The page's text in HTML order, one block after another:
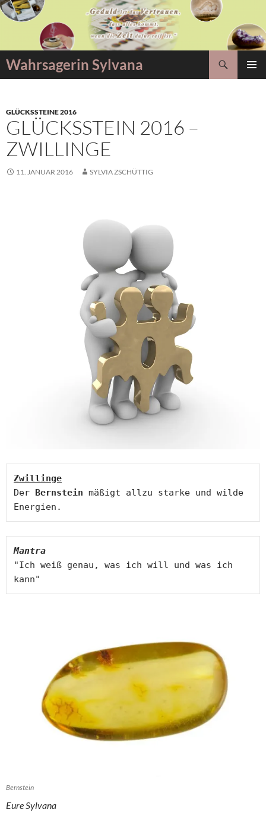
Zum
Inhalt
Wahrsagerin Sylvana
Suchen
GLÜCKSSTEINE 2016
GLÜCKSSTEIN 2016 –
ZWILLINGE
11. JANUAR 2016 SYLVIA ZSCHÜTTIG
Der Bernstein mäßigt allzu starke und wilde
Energien.
Mantra
"Ich weiß genau, was ich will und was ich
kann"
Bernstein
Eure Sylvana